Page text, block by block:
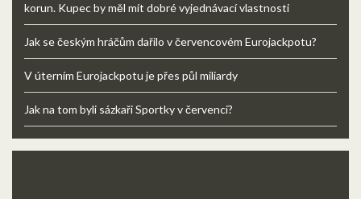
korun. Kupec by měl mít dobré vyjednávací vlastnosti
Jak se českým hráčům dařilo v červencovém Eurojackpotu?
V úterním Eurojackpotu je přes půl miliardy
Jak na tom byli sázkaři Sportky v červenci?